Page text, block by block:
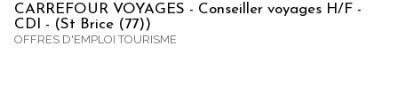
CARREFOUR VOYAGES - Conseiller voyages H/F -
CDI - (St Brice (77))
OFFRES D'EMPLOI TOURISME